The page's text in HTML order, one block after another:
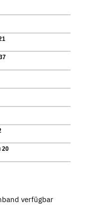
20
verfügbar